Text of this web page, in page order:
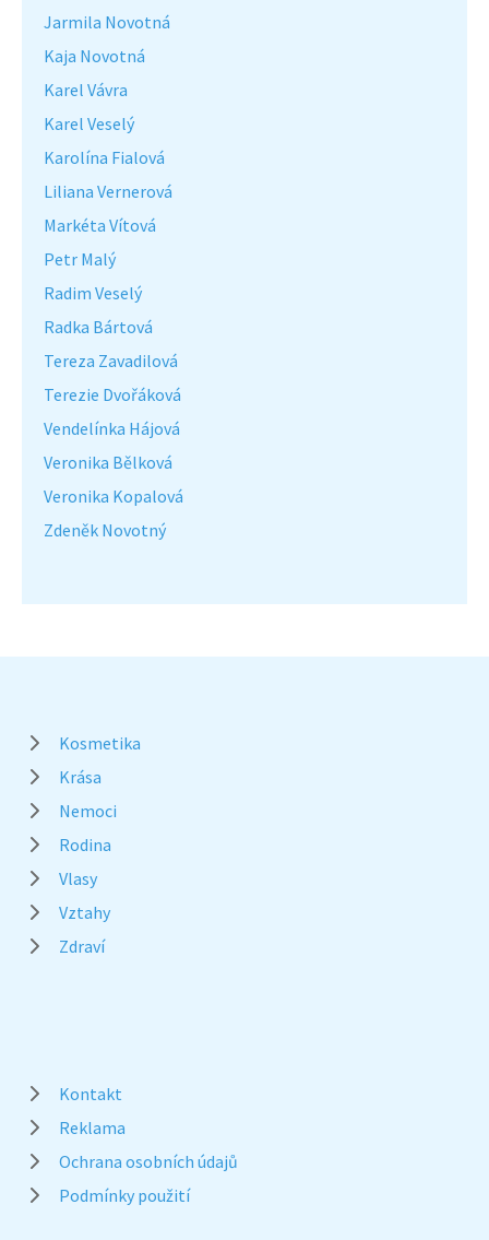
Jarmila Novotná
Kaja Novotná
Karel Vávra
Karel Veselý
Karolína Fialová
Liliana Vernerová
Markéta Vítová
Petr Malý
Radim Veselý
Radka Bártová
Tereza Zavadilová
Terezie Dvořáková
Vendelínka Hájová
Veronika Bělková
Veronika Kopalová
Zdeněk Novotný
Kosmetika
Krása
Nemoci
Rodina
Vlasy
Vztahy
Zdraví
Kontakt
Reklama
Ochrana osobních údajů
Podmínky použití